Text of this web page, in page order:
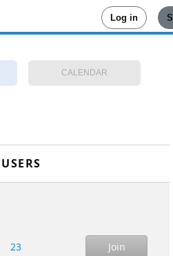
Log in
CALENDAR
USERS
23